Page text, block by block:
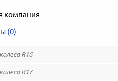
компания
(0)
R16
R17